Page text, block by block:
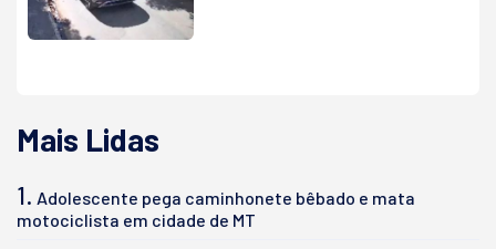
Mais Lidas
1. Adolescente pega caminhonete bêbado e mata
motociclista em cidade de MT